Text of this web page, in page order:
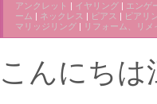
アンクレット | イヤリング | エンゲ
ーム | ネックレス | ピアス | ピアリ
マリッジリング | リフォーム、リメ
こんにちは